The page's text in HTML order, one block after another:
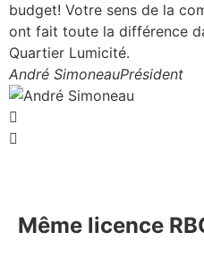
budget! Votre sens de la
ont fait toute la différence
Quartier Lumicité.
André SimoneauPrésident
Même licence